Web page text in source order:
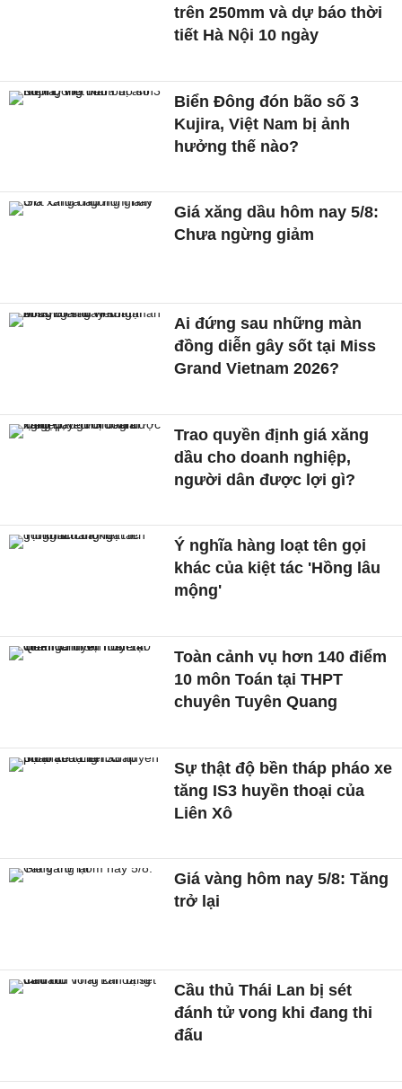
trên 250mm và dự báo thời
tiết Hà Nội 10 ngày
Biển Đông đón bão số 3
Kujira, Việt Nam bị ảnh
hưởng thế nào?
Giá xăng dầu hôm nay 5/8:
Chưa ngừng giảm
Ai đứng sau những màn
đồng diễn gây sốt tại Miss
Grand Vietnam 2026?
Trao quyền định giá xăng
dầu cho doanh nghiệp,
người dân được lợi gì?
Ý nghĩa hàng loạt tên gọi
khác của kiệt tác 'Hồng lâu
mộng'
Toàn cảnh vụ hơn 140 điểm
10 môn Toán tại THPT
chuyên Tuyên Quang
Sự thật độ bền tháp pháo xe
tăng IS3 huyền thoại của
Liên Xô
Giá vàng hôm nay 5/8: Tăng
trở lại
Cầu thủ Thái Lan bị sét
đánh tử vong khi đang thi
đấu